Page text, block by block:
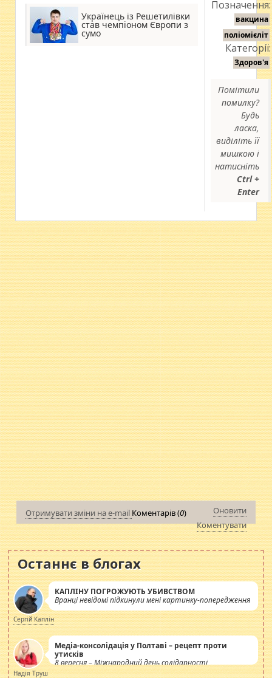
Українець із Решетилівки
став чемпіоном Європи з
сумо
Позначення:
вакцина
поліомієліт
Категорії:
Здоров'я
Помітили
помилку?
Будь
ласка,
виділіть її
мишкою і
натисніть
Ctrl +
Enter
Отримувати зміни на e-mail Коментарів (0)
Оновити
Коментувати
Останнє в блогах
КАПЛІНУ ПОГРОЖУЮТЬ УБИВСТВОМ
Вранці невідомі підкинули мені картинку-попередження
Сергій Каплін
Медіа-консолідація у Полтаві – рецепт проти
утисків
8 вересня – Міжнародний день солідарності
журналістів.
Надія Труш